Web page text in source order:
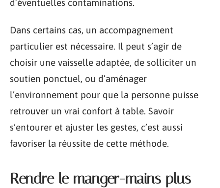
d’éventuelles contaminations.
Dans certains cas, un accompagnement
particulier est nécessaire. Il peut s’agir de
choisir une vaisselle adaptée, de solliciter un
soutien ponctuel, ou d’aménager
l’environnement pour que la personne puisse
retrouver un vrai confort à table. Savoir
s’entourer et ajuster les gestes, c’est aussi
favoriser la réussite de cette méthode.
Rendre le manger-mains plus